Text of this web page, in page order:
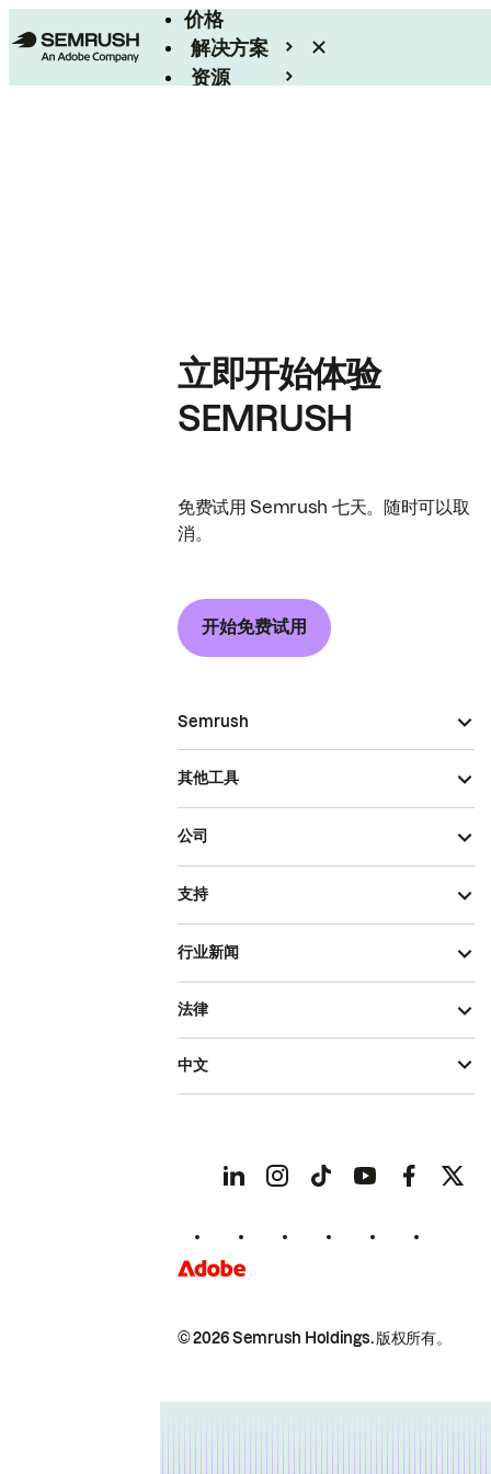
价格
解决方案
资源
立即开始体验
SEMRUSH
免费试用 Semrush 七天。随时可以取
消。
开始免费试用
Semrush
其他工具
公司
支持
行业新闻
© 2026 Semrush Holdings.版权所有。
法律
中文